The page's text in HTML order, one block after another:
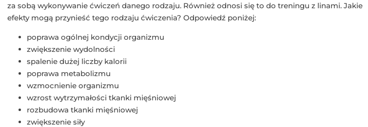
za sobą wykonywanie ćwiczeń danego rodzaju. Również odnosi się to do treningu z linami. Jakie
efekty mogą przynieść tego rodzaju ćwiczenia? Odpowiedź poniżej:
poprawa ogólnej kondycji organizmu
zwiększenie wydolności
spalenie dużej liczby kalorii
poprawa metabolizmu
wzmocnienie organizmu
wzrost wytrzymałości tkanki mięśniowej
rozbudowa tkanki mięśniowej
zwiększenie siły